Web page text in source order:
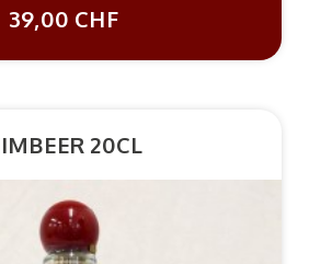
39,00 CHF
20CL